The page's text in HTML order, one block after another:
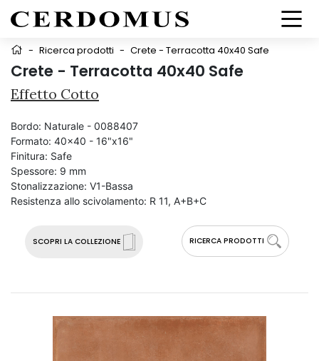
- Ricerca prodotti - Crete - Terracotta 40x40 Safe
Crete - Terracotta 40x40 Safe
Effetto Cotto
SCOPRI LA COLLEZIONE RICERCA PRODOTTI
Bordo: Naturale - 0088407
Formato: 40x40 - 16"x16"
Finitura: Safe
Spessore: 9 mm
Stonalizzazione: V1-Bassa
Resistenza allo scivolamento: R 11, A+B+C